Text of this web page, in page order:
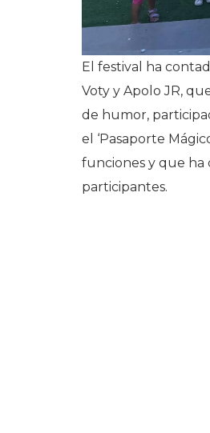
El festival ha
Voty y Apolo JR,
de humor,
el ‘Pasaporte
funciones y que ha
participantes.